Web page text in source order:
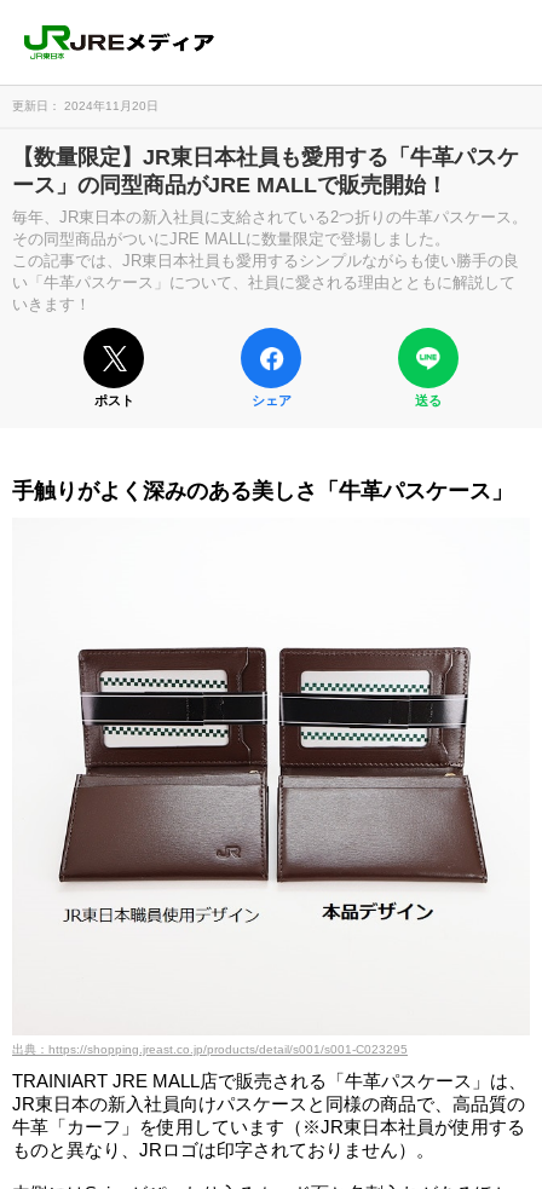
更新日： 2024年11月20日
【数量限定】JR東日本社員も愛用する「牛革パスケ
ース」の同型商品がJRE MALLで販売開始！
毎年、JR東日本の新入社員に支給されている2つ折りの牛革パスケース。
その同型商品がついにJRE MALLに数量限定で登場しました。
この記事では、JR東日本社員も愛用するシンプルながらも使い勝手の良
い「牛革パスケース」について、社員に愛される理由とともに解説して
いきます！
ポスト シェア 送る
手触りがよく深みのある美しさ「牛革パスケース」
出典：https://shopping.jreast.co.jp/products/detail/s001/s001-C023295
TRAINIART JRE MALL店で販売される「牛革パスケース」は、
JR東日本の新入社員向けパスケースと同様の商品で、高品質の
牛革「カーフ」を使用しています（※JR東日本社員が使用する
ものと異なり、JRロゴは印字されておりません）。